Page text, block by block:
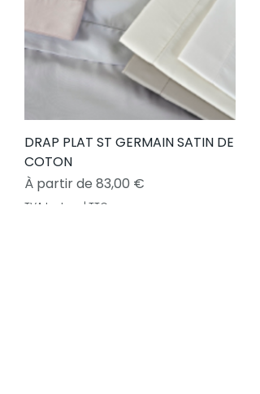
DRAP PLAT ST GERMAIN SATIN DE
COTON
À partir de 83,00 €
Prix promotionnel
TVA Incluse | TTC